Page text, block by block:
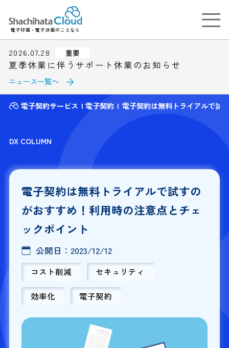
電子印鑑・電子決裁のことなら
2026.07.28 重要
夏季休業に伴うサポート休業のお知らせ
ニュース一覧へ
電子契約サービス 電子契約 電子契約は無料トライアルで試
DX COLUMN
電子契約は無料トライアルで試すの
がおすすめ！利用時の注意点とチェ
ックポイント
公開日： 2023/12/12
コスト削減 セキュリティ
効率化 電子契約